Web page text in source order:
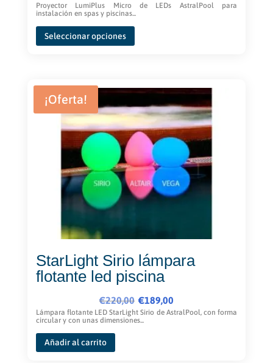
de
Proyector LumiPlus Micro de LEDs AstralPool para
instalación en spas y piscinas...
Seleccionar opciones
Este
Las
opciones
se
pueden
elegir
en
la
página
¡Oferta!
StarLight Sirio lámpara
flotante led piscina
€220,00 El
precio
€189,00
El
precio
Lámpara flotante LED StarLight Sirio de AstralPool, con forma
circular y con unas dimensiones...
Añadir al carrito